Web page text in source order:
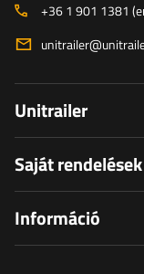
+36 1 901 1381
Unitrailer
Saját rendelések
Információ